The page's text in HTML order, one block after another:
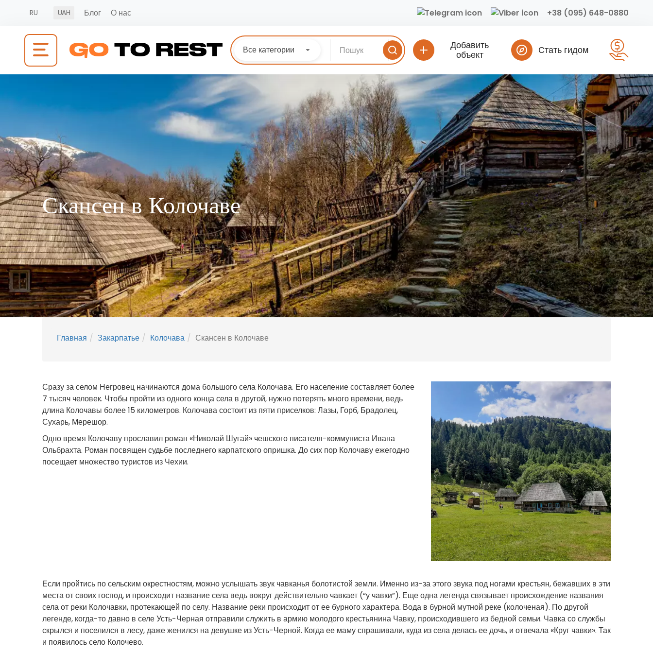
RU UAH Блог О нас +38 (095) 648-0880
Все категории
Добавить
объект
Стать гидом
Скансен в Колочаве
Главная Закарпатье Колочава Скансен в Колочаве
Сразу за селом Негровец начинаются дома большого села Колочава. Его население составляет более
7 тысяч человек. Чтобы пройти из одного конца села в другой, нужно потерять много времени, ведь
длина Колочавы более 15 километров. Колочава состоит из пяти приселков: Лазы, Горб, Брадолец,
Сухарь, Мерешор.
Одно время Колочаву прославил роман «Николай Шугай» чешского писателя-коммуниста Ивана
Ольбрахта. Роман посвящен судьбе последнего карпатского опришка. До сих пор Колочаву ежегодно
посещает множество туристов из Чехии.
Если пройтись по сельским окрестностям, можно услышать звук чавканья болотистой земли. Именно из-за этого звука под ногами крестьян, бежавших в эти
места от своих господ, и происходит название села ведь вокруг действительно чавкает (“у чавки”). Еще одна легенда связывает происхождение названия
села от реки Колочавки, протекающей по селу. Название реки происходит от ее бурного характера. Вода в бурной мутной реке (колоченая). По другой
легенде, когда-то давно в селе Усть-Черная отправили служить в армию молодого крестьянина Чавку, происходившего из бедной семьи. Чавка со службы
скрылся и поселился в лесу, даже женился на девушке из Усть-Черной. Когда ее маму спрашивали, куда из села делась ее дочь, и отвечала «Круг чавки». Так
и появилось село Колочево.